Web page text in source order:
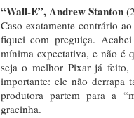
“Wall-E”, Andrew Stanton
Caso exatamente contrário
fiquei com preguiça.
mínima expectativa, e não é
seja o melhor Pixar já feito,
importante: ele não derrapa
produtora partem para a
gracinha.